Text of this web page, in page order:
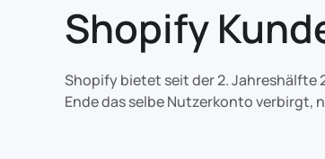
Shopify
Shopify bietet seit der 2. Jahreshälfte
Ende das selbe Nutzerkonto verbirgt,